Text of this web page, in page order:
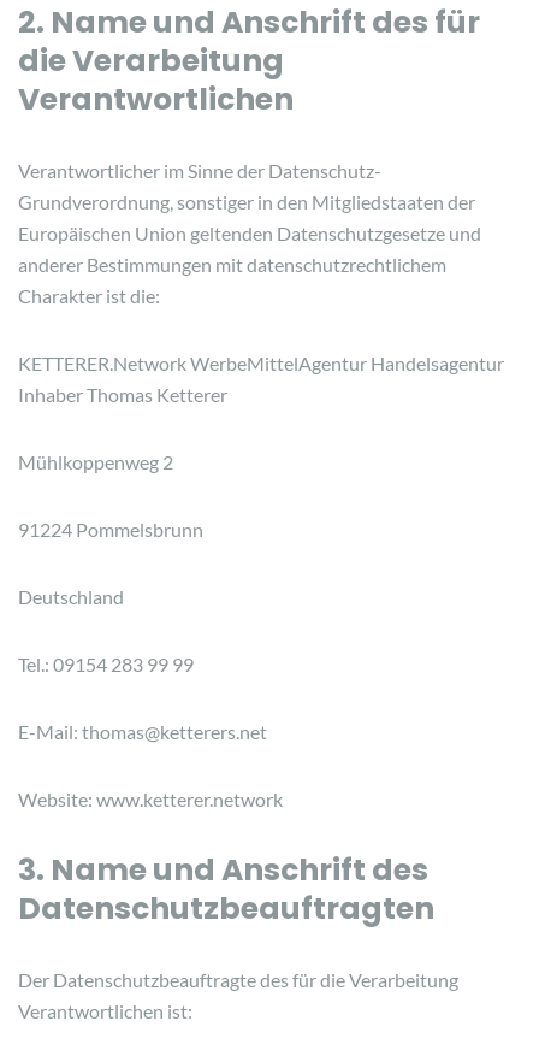
2. Name und Anschrift des für
die Verarbeitung
Verantwortlichen
Verantwortlicher im Sinne der Datenschutz-
Grundverordnung, sonstiger in den Mitgliedstaaten der
Europäischen Union geltenden Datenschutzgesetze und
anderer Bestimmungen mit datenschutzrechtlichem
Charakter ist die:
KETTERER.Network WerbeMittelAgentur Handelsagentur
Inhaber Thomas Ketterer
Mühlkoppenweg 2
91224 Pommelsbrunn
Deutschland
Tel.: 09154 283 99 99
E-Mail: thomas@ketterers.net
Website: www.ketterer.network
3. Name und Anschrift des
Datenschutzbeauftragten
Der Datenschutzbeauftragte des für die Verarbeitung
Verantwortlichen ist: